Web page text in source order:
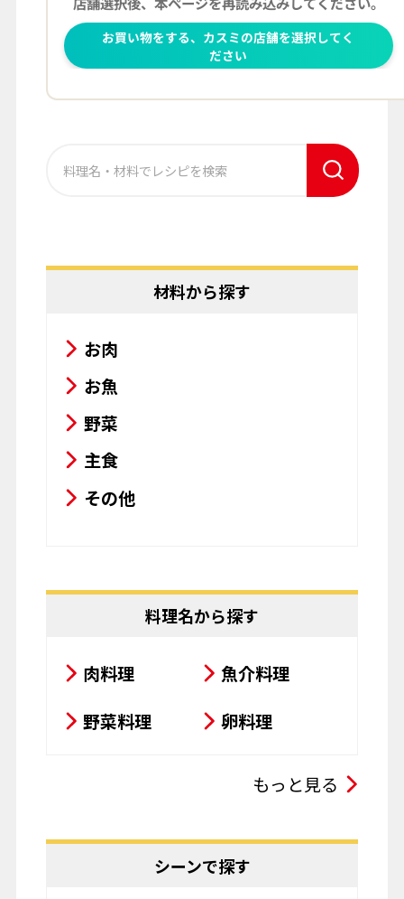
材料から探す
お肉
お魚
野菜
主食
その他
料理名から探す
肉料理
魚介料理
野菜料理
卵料理
揚げ物
もっと見る
シーンで探す